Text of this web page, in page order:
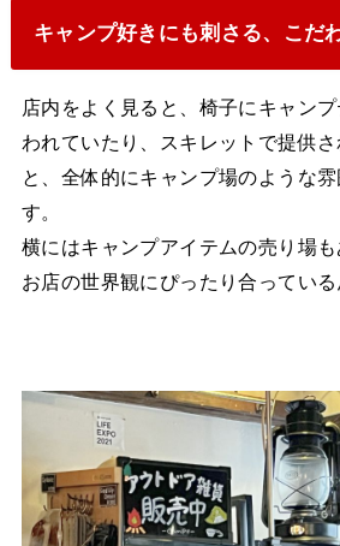
キャンプ好きにも刺さる、こだ
店内をよく見ると、椅子にキャン
われていたり、スキレットで提供
と、全体的にキャンプ場のような
す。
横にはキャンプアイテムの売り場
お店の世界観にぴったり合っている